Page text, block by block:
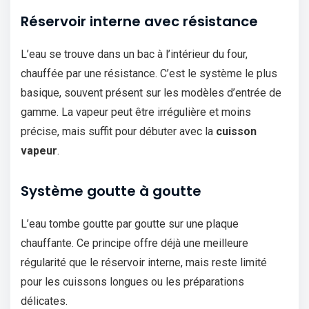
Réservoir interne avec résistance
L’eau se trouve dans un bac à l’intérieur du four,
chauffée par une résistance. C’est le système le plus
basique, souvent présent sur les modèles d’entrée de
gamme. La vapeur peut être irrégulière et moins
précise, mais suffit pour débuter avec la cuisson
vapeur.
Système goutte à goutte
L’eau tombe goutte par goutte sur une plaque
chauffante. Ce principe offre déjà une meilleure
régularité que le réservoir interne, mais reste limité
pour les cuissons longues ou les préparations
délicates.